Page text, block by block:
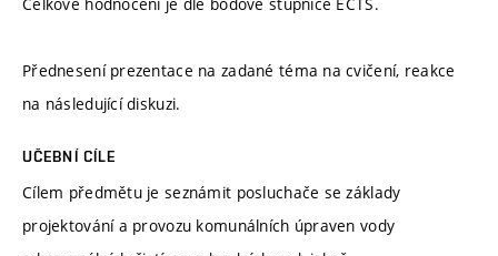
Přednesení prezentace na zadané téma na cvičení, reakce
na následující diskuzi.
UČEBNÍ CÍLE
Cílem předmětu je seznámit posluchače se základy
projektování a provozu komunálních úpraven vody